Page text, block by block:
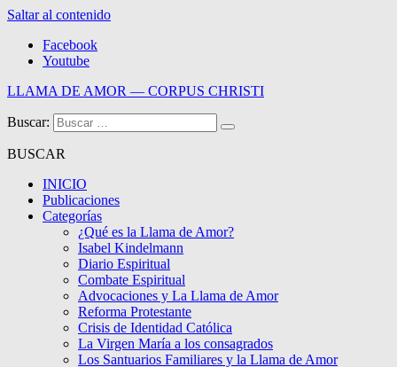
Saltar al contenido
Facebook
Youtube
LLAMA DE AMOR — CORPUS CHRISTI
Blog de la Llama de Amor
Buscar:
BUSCAR
INICIO
Publicaciones
Categorías
¿Qué es la Llama de Amor?
Isabel Kindelmann
Diario Espiritual
Combate Espiritual
Advocaciones y La Llama de Amor
Reforma Protestante
Crisis de Identidad Católica
La Virgen María a los consagrados
Los Santuarios Familiares y la Llama de Amor